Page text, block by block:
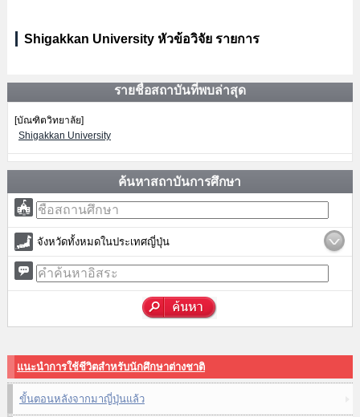
Shigakkan University หัวข้อวิจัย รายการ
รายชื่อสถาบันที่พบล่าสุด
[บัณฑิตวิทยาลัย]
Shigakkan University
ค้นหาสถาบันการศึกษา
จังหวัดทั้งหมดในประเทศญี่ปุ่น
แนะนำการใช้ชีวิตสำหรับนักศึกษาต่างชาติ
ขั้นตอนหลังจากมาญี่ปุ่นแล้ว